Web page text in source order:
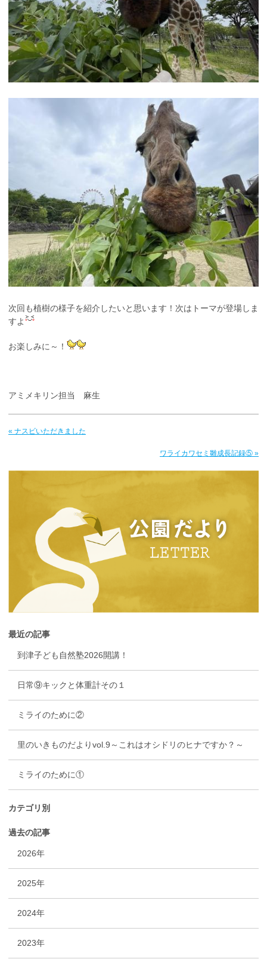
次回も植樹の様子を紹介したいと思います！次はトーマが登場しま
すよ
お楽しみに～！
アミメキリン担当 麻生
« ナスビいただきました
ワライカワセミ雛成長記録⑤ »
最近の記事
到津子ども自然塾2026開講！
日常⑨キックと体重計その１
ミライのために②
里のいきものだよりvol.9～これはオシドリのヒナですか？～
ミライのために①
カテゴリ別
過去の記事
2026年
2025年
2024年
2023年